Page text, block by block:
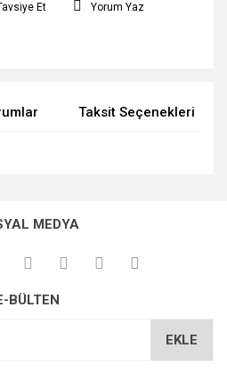
Et Yorum Yaz
Taksit Seçenekleri
ederiz.
bilgiler bulunuyor.
MEDYA
BÜLTEN
EKLE